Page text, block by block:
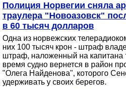
Полиция Норвегии сняла
траулера "Новоазовск"
в 60 тысяч долларов
Одна из норвежских
них 100 тысяч крон - штраф
штраф, наложенный на
время судно вернется в район
"Олега Найденова", которого
удерживать у своих берегов.